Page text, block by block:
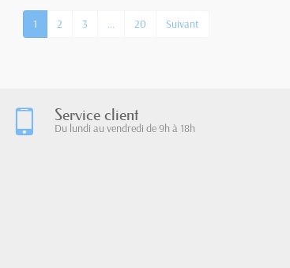
1 2 3 … 20 Suivant
Service client
Du lundi au vendredi de 9h à 18h